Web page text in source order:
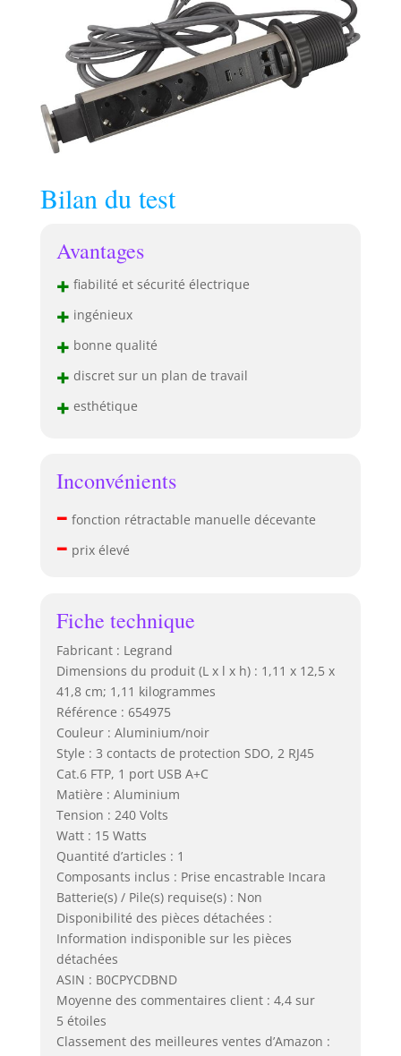
Bilan du test
Avantages
+ fiabilité et sécurité électrique
+ ingénieux
+ bonne qualité
+ discret sur un plan de travail
+ esthétique
Inconvénients
– fonction rétractable manuelle décevante
– prix élevé
Fiche technique
Fabricant : Legrand
Dimensions du produit (L x l x h) : 1,11 x 12,5 x
41,8 cm; 1,11 kilogrammes
Référence : 654975
Couleur : Aluminium/noir
Style : 3 contacts de protection SDO, 2 RJ45
Cat.6 FTP, 1 port USB A+C
Matière : Aluminium
Tension : 240 Volts
Watt : 15 Watts
Quantité d’articles : 1
Composants inclus : Prise encastrable Incara
Batterie(s) / Pile(s) requise(s) : Non
Disponibilité des pièces détachées :
Information indisponible sur les pièces
détachées
ASIN : B0CPYCDBND
Moyenne des commentaires client : 4,4 sur
5 étoiles
Classement des meilleures ventes d’Amazon :